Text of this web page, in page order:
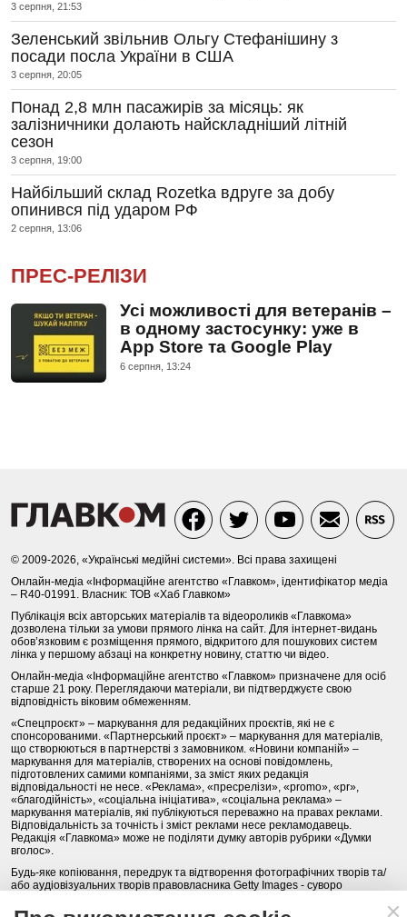
3 серпня, 21:53
Зеленський звільнив Ольгу Стефанішину з
посади посла України в США
3 серпня, 20:05
Понад 2,8 млн пасажирів за місяць: як
залізничники долають найскладніший літній
сезон
3 серпня, 19:00
Найбільший склад Rozetka вдруге за добу
опинився під ударом РФ
2 серпня, 13:06
ПРЕС-РЕЛІЗИ
Усі можливості для ветеранів –
в одному застосунку: уже в
App Store та Google Play
6 серпня, 13:24
© 2009-2026, «Українські медійні системи». Всі права захищені
Онлайн-медіа «Інформаційне агентство «Главком», ідентифікатор медіа
– R40-01991. Власник: ТОВ «Хаб Главком»
Публікація всіх авторських матеріалів та відеороликів «Главкома»
дозволена тільки за умови прямого лінка на сайт. Для інтернет-видань
обов’язковим є розміщення прямого, відкритого для пошукових систем
лінка у першому абзаці на конкретну новину, статтю чи відео.
Онлайн-медіа «Інформаційне агентство «Главком» призначене для осіб
старше 21 року. Переглядаючи матеріали, ви підтверджуєте свою
відповідність віковим обмеженням.
«Спецпроєкт» – маркування для редакційних проєктів, які не є
спонсорованими. «Партнерський проєкт» – маркування для матеріалів,
що створюються в партнерстві з замовником. «Новини компаній» –
маркування для матеріалів, створених на основі повідомлень,
підготовлених самими компаніями, за зміст яких редакція
відповідальності не несе. «Реклама», «пресрелізи», «promo», «pr»,
«благодійність», «соціальна ініціатива», «соціальна реклама» –
маркування матеріалів, які публікуються переважно на правах реклами.
Відповідальність за точність і зміст реклами несе рекламодавець.
Редакція «Главкома» може не поділяти думку авторів рубрики «Думки
вголос».
Будь-яке копіювання, передрук та відтворення фотографічних творів та/
або аудіовізуальних творів правовласника Getty Images - суворо